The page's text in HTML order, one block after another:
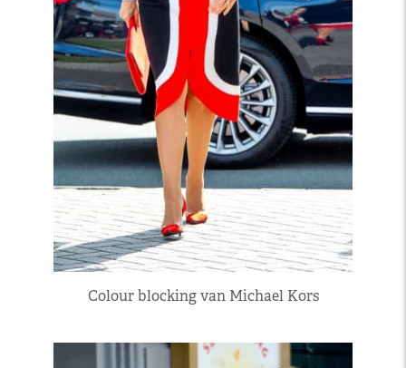
Colour blocking van Michael Kors